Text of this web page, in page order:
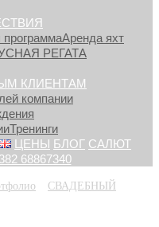
Аренда яхт
РЕГАТА
КЛИЕНТАМ
компании
Тренинги
ЦЕНЫ БЛОГ САЛЮТ
68867340
СВАДЕБНЫЙ